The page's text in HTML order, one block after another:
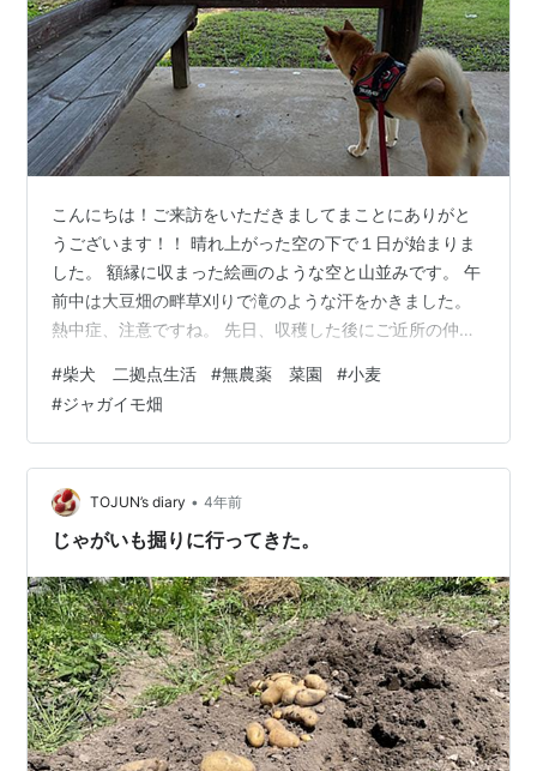
こんにちは！ご来訪をいただきましてまことにありがと
うございます！！ 晴れ上がった空の下で１日が始まりま
した。 額縁に収まった絵画のような空と山並みです。 午
前中は大豆畑の畔草刈りで滝のような汗をかきました。
熱中症、注意ですね。 先日、収穫した後にご近所の仲良
うみ」にかけて頂いて、綺麗な玄麦になりました。 わず
かペットボトル数本分ですが、大事な収穫。 そのうち石
臼で引いて全粒粉にしたいと思います。 無農薬無肥料の
我が家の畑ですが、夏野菜がようやく実り始めました。
白なすさん。ツヤツヤ。 じゃがいも（キタアカリ）。収
穫はまだ先なのですが、一本倒れ…
#柴犬 二拠点生活 #無農薬 菜園 #小麦
#ジャガイモ畑
TOJUN’s diary • 4年前
じゃがいも掘りに行ってきた。